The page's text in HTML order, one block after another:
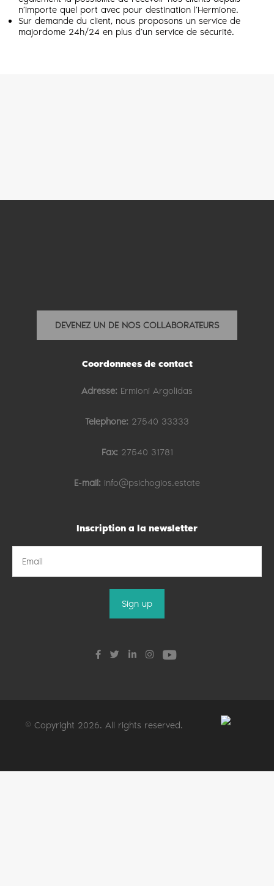
n’importe quel port avec pour destination l’Hermione.
Sur demande du client, nous proposons un service de
majordome 24h/24 en plus d’un service de sécurité.
DEVENEZ UN DE NOS COLLABORATEURS
Coordonnees de contact
Adresse: Ermioni Argolidas
Telephone: 27540 33333
Fax: 27540 31781
E-mail: info@psichogios.estate
Inscription a la newsletter
© Copyright 2026. All rights reserved.